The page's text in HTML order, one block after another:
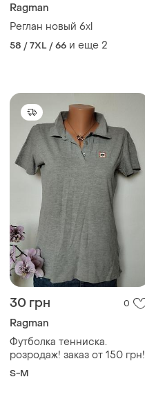
Ragman
Реглан новый 6xl
58 / 7XL / 66 и еще 2
30 грн 0
Ragman
Футболка тенниска.
розродаж! заказ от 150 грн!
S-M